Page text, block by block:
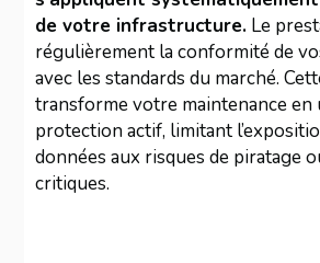
de votre infrastructure. Le
régulièrement la conformité de
avec les standards du marché.
transforme votre maintenance en
protection actif, limitant
données aux risques de piratage
critiques.